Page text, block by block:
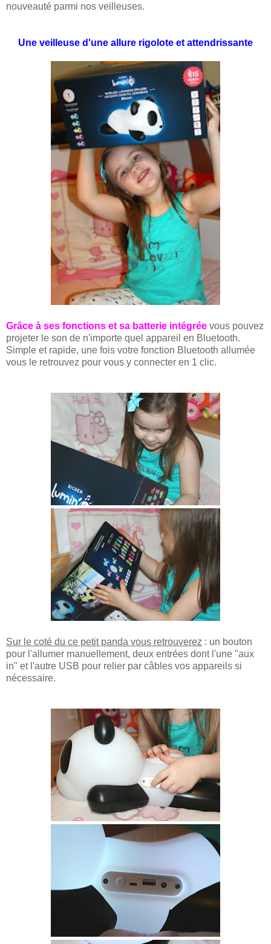
nouveauté parmi nos veilleuses.
Une veilleuse d'une allure rigolote et attendrissante
Grâce à ses fonctions et sa batterie intégrée vous pouvez
projeter le son de n'importe quel appareil en Bluetooth.
Simple et rapide, une fois votre fonction Bluetooth allumée
vous le retrouvez pour vous y connecter en 1 clic.
Sur le coté du ce petit panda vous retrouverez : un bouton
pour l'allumer manuellement, deux entrées dont l'une "aux
in" et l'autre USB pour relier par câbles vos appareils si
nécessaire.